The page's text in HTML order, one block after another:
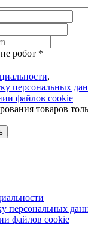
робот *
,
персональных
файлов cookie
товаров
персональных
файлов cookie